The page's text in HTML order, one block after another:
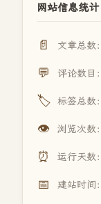
网站信息统计
📄 文章总数：
💬 评论数目：
🏷️ 标签总数：
👁️ 浏览次数：
⏰ 运行天数：
📅 建站时间：